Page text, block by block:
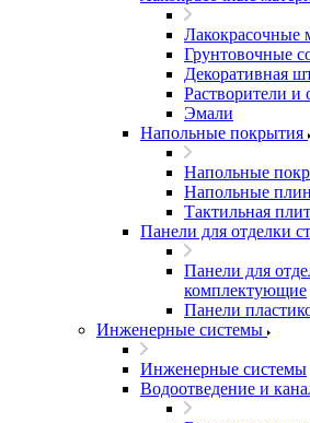
Лакокрасочные
Грунтовочные
Декоративная
Растворители и
Эмали
Напольные покрытия
Напольные
Напольные
Тактильная
Панели для отделки
Панели для
комплектующие
Панели
Инженерные системы
Инженерные системы
Водоотведение и